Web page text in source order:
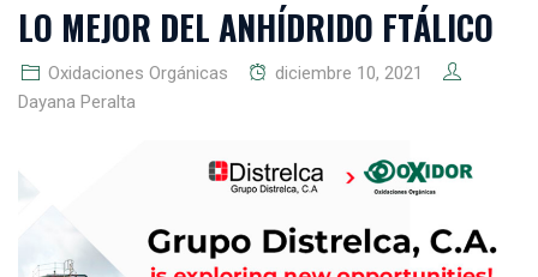
LO MEJOR DEL ANHÍDRIDO FTÁLICO
Oxidaciones Orgánicas
diciembre 10, 2021
Dayana Peralta